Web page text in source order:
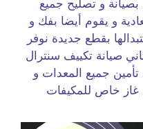
و تصليح جميع
و يقوم أيضا بفك و
بقطع جديدة نوفر
صيانة تكييف سنترال
تأمين جميع المعدات و
غاز خاص للمكيفات